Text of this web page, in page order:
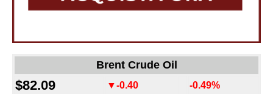
Brent Crude Oil
$82.09 ▼-0.40 -0.49%